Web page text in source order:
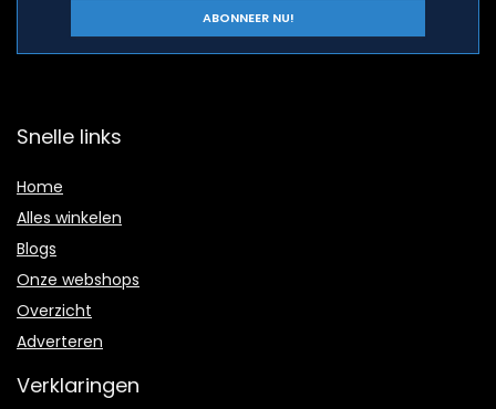
Snelle links
Home
Alles winkelen
Blogs
Onze webshops
Overzicht
Adverteren
Verklaringen